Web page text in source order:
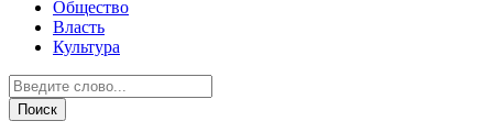
Общество
Власть
Культура